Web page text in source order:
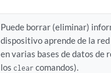
Puede borrar (eliminar)
dispositivo aprende de la
en varias bases de datos de
losclear comandos).